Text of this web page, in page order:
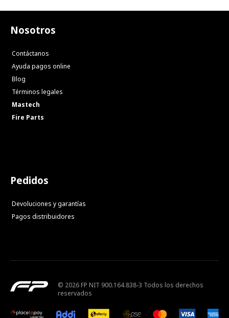
Nosotros
Contáctanos
Ayuda pagos online
Blog
Términos legales
Mastech
Fire Parts
Pedidos
Devoluciones y garantías
Pagos distribuidores
© 2026 FP NIT 900.164.838-3 Todos los derechos
reservados